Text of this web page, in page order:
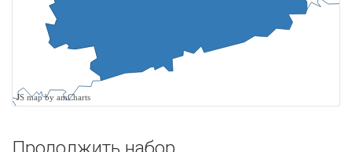
JS map by amCharts